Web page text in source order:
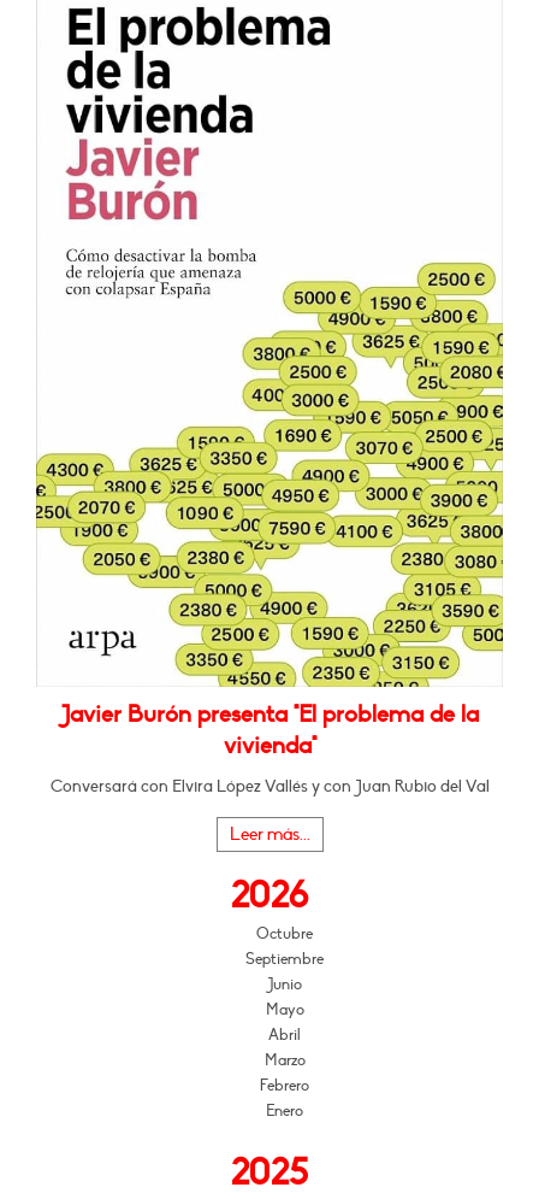
Javier Burón presenta "El problema de la
vivienda"
Conversará con Elvira López Vallés y con Juan Rubio del Val
Leer más...
2026
Octubre
Septiembre
Junio
Mayo
Abril
Marzo
Febrero
Enero
2025